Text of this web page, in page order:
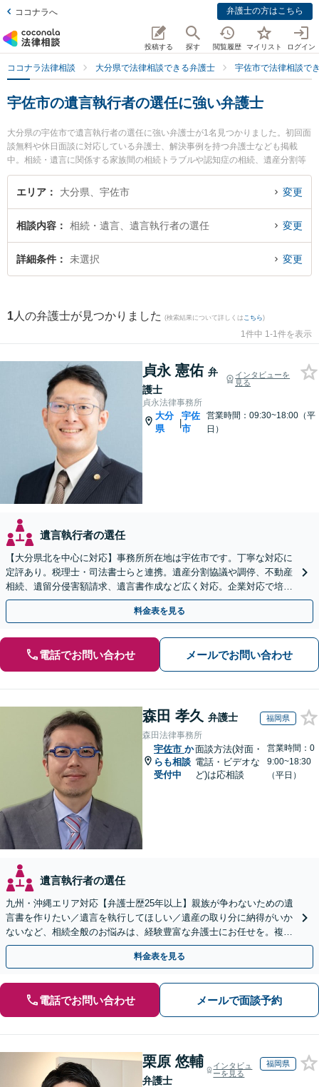
ココナラへ 弁護士の方はこちら
投稿する 探す 閲覧履歴 マイリスト ログイン
ココナラ法律相談 大分県で法律相談できる弁護士 宇佐市で法律相談で
宇佐市の遺言執行者の選任に強い弁護士
大分県の宇佐市で遺言執行者の選任に強い弁護士が1名見つかりました。初回面
談無料や休日面談に対応している弁護士、解決事例を持つ弁護士なども掲載
中。相続・遺言に関係する家族間の相続トラブルや認知症の相続、遺産分割等
の細かな分野での絞り込み検索もでき便利です。特に貞永法律事務所の貞永 憲
佑弁護士のプロフィール情報や弁護士費用、強みなどが注目されています。
士を検索したい』『初回相談無料で遺言執行者の選任を法律相談できる宇佐市
内の弁護士に相談予約したい』などでお困りの相談者さんにおすすめです。
エリア 大分県、宇佐市 変更
相談内容 相続・遺言、遺言執行者の選任 変更
詳細条件 未選択 変更
1 人の弁護士が見つかりました (検索結果について詳しくは こちら)
1件中 1-1件を表示
貞永 憲佑 弁
護士
インタビューを
見る
貞永法律事務所
大分
県
|
宇佐
市
営業時間：09:30~18:00（平
日）
遺言執行者の選任
【大分県北を中心に対応】事務所所在地は宇佐市です。丁寧な対応に
定評あり。税理士・司法書士らと連携。遺産分割協議や調停、不動産
相続、遺留分侵害額請求、遺言書作成など広く対応。企業対応で培っ
た根回し・交渉力で円滑な解決を全力でサポートいたします
料金表を見る
電話でお問い合わせ メールでお問い合わせ
森田 孝久 弁護士 福岡県
森田法律事務所
宇佐市 か
らも相談
受付中
面談方法(対面・
電話・ビデオな
ど)は応相談
営業時間：0
9:00~18:30
（平日）
遺言執行者の選任
九州・沖縄エリア対応【弁護士歴25年以上】親族が争わないための遺
言書を作りたい／遺言を執行してほしい／遺産の取り分に納得がいか
ないなど、相続全般のお悩みは、経験豊富な弁護士にお任せを。複雑
な問題も粘り強く対応し、解決に導きます。
料金表を見る
電話でお問い合わせ メールで面談予約
栗原 悠輔
弁護士
インタビュ
ーを見る
福岡県